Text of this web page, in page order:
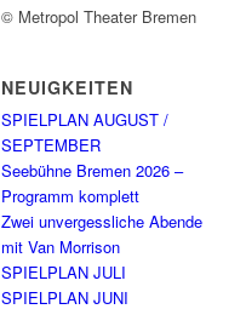
© Metropol Theater Bremen
NEUIGKEITEN
SPIELPLAN AUGUST /
SEPTEMBER
Seebühne Bremen 2026 –
Programm komplett
Zwei unvergessliche Abende
mit Van Morrison
SPIELPLAN JULI
SPIELPLAN JUNI